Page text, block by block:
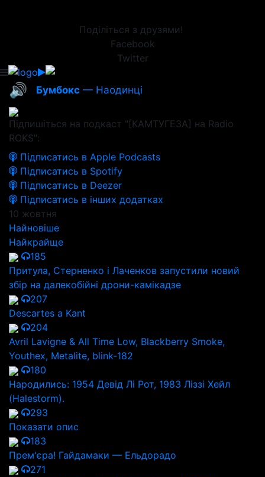
Поділіться з друзями!
Facebook
Twitter
🔊 Бумбокс — Наодинці
Підпишіться на подкаст "[КАМТУГЕЗА] на Radio
ROKS":
Підписатись в Apple Podcasts
Підписатись в Spotify
Підписатись в Deezer
Підписатись в інших додатках
10 жовтня
Найновіше
Найкрайще
185
Притула, Стерненко і Лаченков запустили новий
збір на далекобійні дрони-камікадзе
207
Descartes a Kant
204
Avril Lavigne & All Time Low, Blackberry Smoke,
Youthex, Metalite, blink-182
180
Народились: 1954 Девід Лі Рот, 1983 Ліззі Хейл
(Halestorm).
293
Показати опис
183
Прем'єра! Гайдамаки — Ельдорадо
271